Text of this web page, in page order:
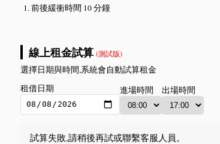
前後緩衝時間 10 分鐘
線上租金試算 (測試版)
選擇日期與時間,系統會自動試算租金
租借日期
進場時間 出場時間
試算失敗,請稍後再試或聯繫客服人員。